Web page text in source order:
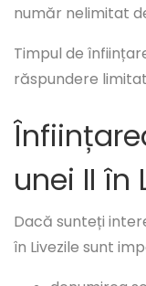
număr nelimitat
Timpul de
răspundere
unei II în
Dacă sunteți
în Livezile sunt